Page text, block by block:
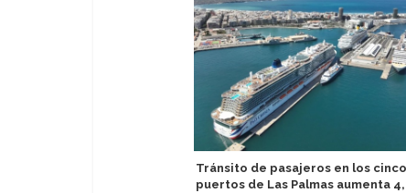
Tránsito de pasajeros en los cinco
puertos de Las Palmas aumenta